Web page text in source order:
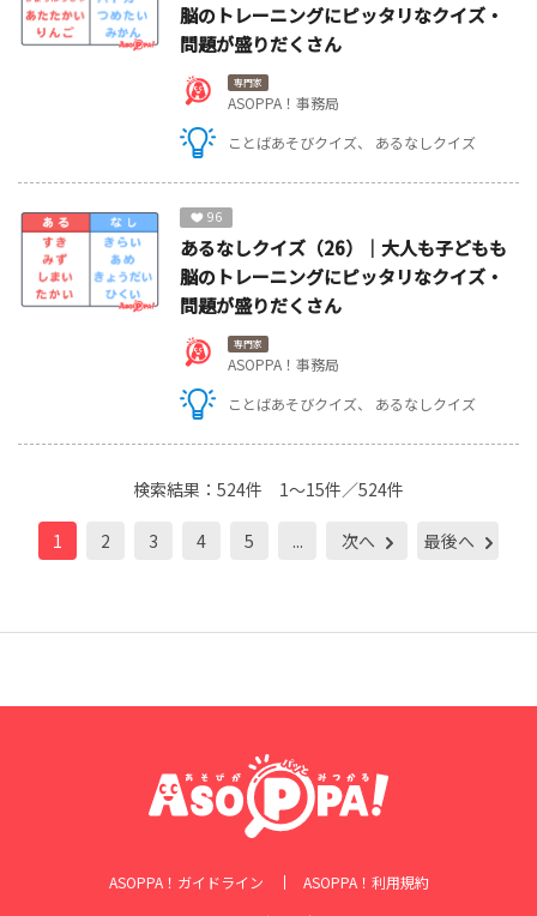
脳のトレーニングにピッタリなクイズ・
問題が盛りだくさん
専門家
ASOPPA！事務局
ことばあそびクイズ
あるなしクイズ
96
あるなしクイズ（26）｜大人も子どもも
脳のトレーニングにピッタリなクイズ・
問題が盛りだくさん
専門家
ASOPPA！事務局
ことばあそびクイズ
あるなしクイズ
検索結果： 524件 1～15件／524件
1 2 3 4 5 ... 次へ 最後へ
ASOPPA！ガイドライン
ASOPPA！利用規約